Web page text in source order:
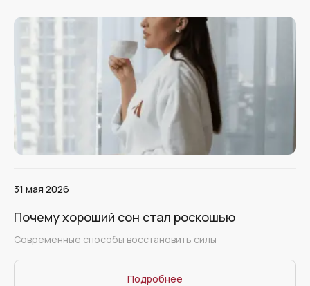
31 мая 2026
Почему хороший сон стал роскошью
Cовременные способы восстановить силы
Подробнее